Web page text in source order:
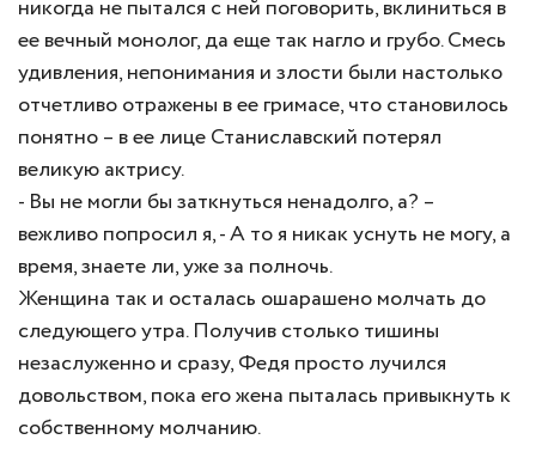
никогда не пытался с ней поговорить, вклиниться в
ее вечный монолог, да еще так нагло и грубо. Смесь
удивления, непонимания и злости были настолько
отчетливо отражены в ее гримасе, что становилось
понятно – в ее лице Станиславский потерял
великую актрису.
- Вы не могли бы заткнуться ненадолго, а? –
вежливо попросил я, - А то я никак уснуть не могу, а
время, знаете ли, уже за полночь.
Женщина так и осталась ошарашено молчать до
следующего утра. Получив столько тишины
незаслуженно и сразу, Федя просто лучился
довольством, пока его жена пыталась привыкнуть к
собственному молчанию.